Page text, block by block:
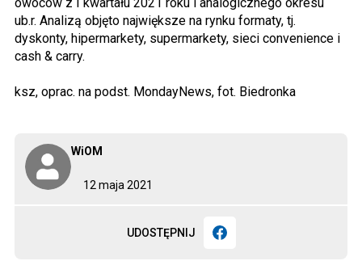
12 maja 2021
WiOM
UDOSTĘPNIJ
ub.r. Analizą objęto największe na rynku formaty, tj.
dyskonty, hipermarkety, supermarkety, sieci convenience i
cash & carry.
ksz, oprac. na podst. MondayNews, fot. Biedronka